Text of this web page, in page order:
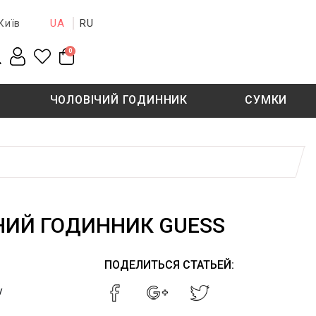
Київ UA RU
0
Sale - 50%
ЧОЛОВІЧИЙ ГОДИННИК
Sale - 50%
СУМКИ
ГОДИННИК GUESS
ПОДЕЛИТЬСЯ СТАТЬЕЙ: